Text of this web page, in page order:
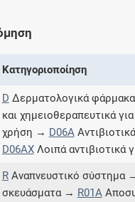
Γνωρίζατε ότι...
μαζί σας
του Galinos.gr από το
σήμερα
Κατηγοριοποίηση
D Δερματολογικά
και χημειοθεραπευτικά
χρήση → D06A
D06AXΛοιπά αντιβιοτικά
RΑναπνευστικό σύστημα
σκευάσματα → R01A